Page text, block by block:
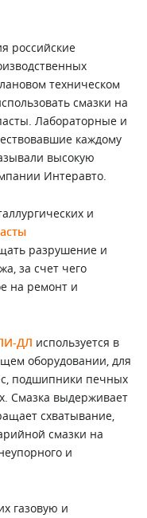
российские
техническом
смазки на
Лабораторные и
каждому
высокую
Интеравто.
и
разрушение и
за счет чего
на ремонт и
ДЛ используется в
оборудовании, для
подшипники печных
Смазка выдерживает
схватывание,
смазки на
и
газовую и